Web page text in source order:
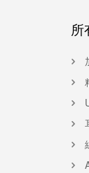
所